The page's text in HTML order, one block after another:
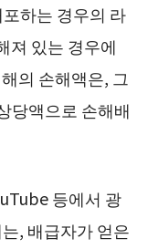
하는 경우의 라
져 있는 경우에
의 손해액은, 그
당액으로 손해배
등에서 광
, 배급자가 얻은